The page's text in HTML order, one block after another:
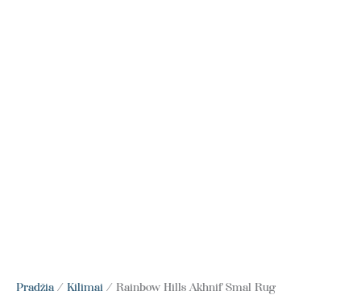
Pradžia / Kilimai / Rainbow Hills Akhnif Smal Rug